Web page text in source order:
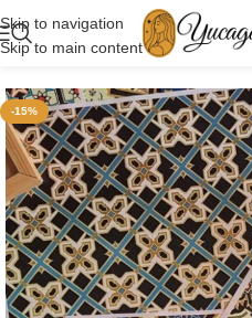
Skip to navigation
Skip to main content
-15%